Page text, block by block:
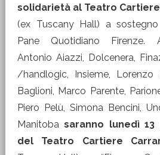
solidarietà al Teatro
(ex Tuscany Hall) a
Pane Quotidiano Firenze.
Antonio Aiazzi, Dolcenera,
/handlogic, Insieme, Lorenzo
Baglioni, Marco Parente,
Piero Pelù, Simona Bencini,
Manitobasaranno lunedì
del Teatro Cartiere